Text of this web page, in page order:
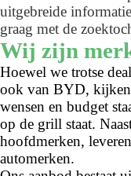
uitgebreide
graag met de
Wij zijn
Hoewel we trotse
ook van BYD,
wensen en budget
op de grill staat.
hoofdmerken,
automerken.